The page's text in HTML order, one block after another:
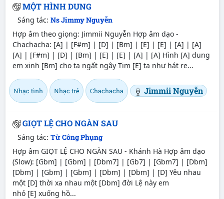
MỘT HÌNH DUNG
Sáng tác: Ns Jimmy Nguyễn
Hợp âm theo giọng: Jimmii Nguyễn Hợp âm dạo -
Chachacha: [A] | [F#m] | [D] | [Bm] | [E] | [E] | [A] | [A]
[A] | [F#m] | [D] | [Bm] | [E] | [E] | [A] | [A] Hình [A] dung
em xinh [Bm] cho ta ngất ngây Tim [E] ta như hát re...
Nhạc tình Nhạc trẻ Chachacha Jimmii Nguyễn
GIỌT LỆ CHO NGÀN SAU
Sáng tác: Từ Công Phụng
Hợp âm GIỌT LỆ CHO NGÀN SAU - Khánh Hà Hợp âm dạo
(Slow): [Gbm] | [Gbm] | [Dbm7] | [Gb7] | [Gbm7] | [Dbm]
[Dbm] | [Gbm] | [Gbm] | [Dbm] | [Dbm] | [D] Yêu nhau
một [D] thời xa nhau một [Dbm] đời Lệ này em
nhỏ [E] xuống hồ...